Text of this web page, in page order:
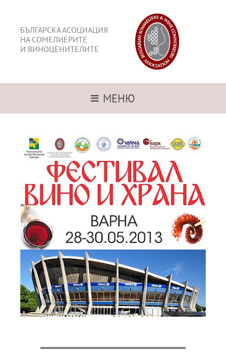
БЪЛГАРСКА АСОЦИАЦИЯ
НА СОМЕЛИЕРИТЕ
И ВИНОЦЕНИТЕЛИТЕ
МЕНЮ